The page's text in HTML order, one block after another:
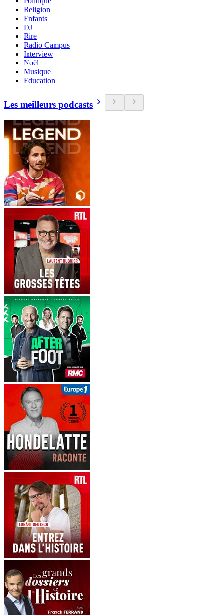
Religion
Enfants
DJ
Rire
Radio Campus
Interview
Noël
Musique
Education
Les meilleurs podcasts